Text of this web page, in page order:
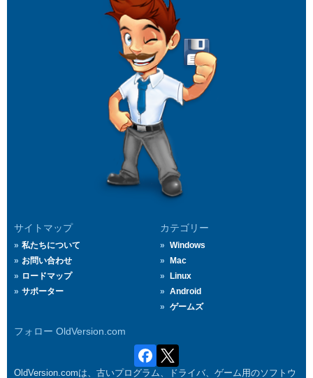
サイトマップ
私たちについて
お問い合わせ
ロードマップ
サポーター
カテゴリー
Windows
Mac
Linux
Android
ゲームズ
フォロー OldVersion.com
OldVersion.comは、古いプログラム、ドライバ、ゲーム用のソフトウ